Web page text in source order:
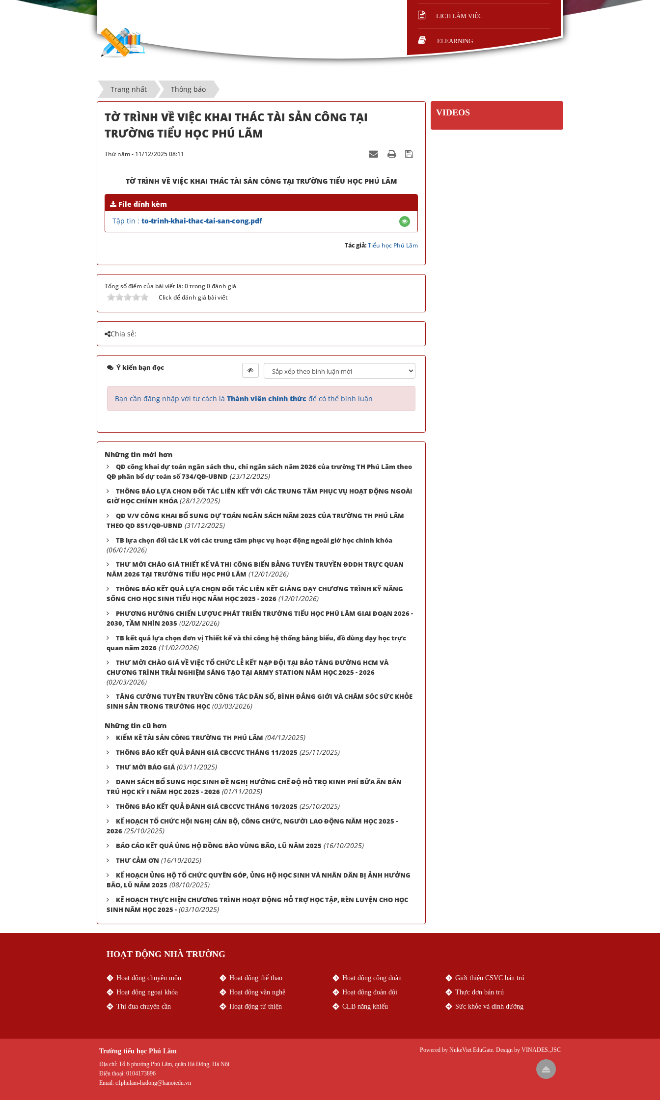
LỊCH LÀM VIỆC
ELEARNING
Trang nhất Thông báo
TỜ TRÌNH VỀ VIỆC KHAI THÁC TÀI SẢN CÔNG TẠI
TRƯỜNG TIỂU HỌC PHÚ LÃM
Thứ năm - 11/12/2025 08:11
TỜ TRÌNH VỀ VIỆC KHAI THÁC TÀI SẢN CÔNG TẠI TRƯỜNG TIỂU HỌC PHÚ LÃM
File đính kèm
Tập tin : to-trinh-khai-thac-tai-san-cong.pdf
Tác giả:Tiểu học Phú Lãm
Tổng số điểm của bài viết là: 0 trong 0 đánh giá
Click để đánh giá bài viết
Chia sẻ:
Ý kiến bạn đọc
Bạn cần đăng nhập với tư cách là Thành viên chính thức để có thể bình luận
Những tin mới hơn
QĐ công khai dự toán ngân sách thu, chi ngân sách năm 2026 của trường TH Phú Lãm theo
QĐ phân bổ dự toán số 734/QĐ-UBND (23/12/2025)
THÔNG BÁO LỰA CHON ĐỐI TÁC LIÊN KẾT VỚI CÁC TRUNG TÂM PHỤC VỤ HOẠT ĐỘNG NGOÀI
GIỜ HỌC CHÍNH KHÓA (28/12/2025)
QĐ V/V CÔNG KHAI BỔ SUNG DỰ TOÁN NGÂN SÁCH NĂM 2025 CỦA TRƯỜNG TH PHÚ LÃM
THEO QD 851/QĐ-UBND (31/12/2025)
TB lựa chọn đối tác LK với các trung tâm phục vụ hoạt động ngoài giờ học chính khóa
(06/01/2026)
THƯ MỜI CHÀO GIÁ THIẾT KẾ VÀ THI CÔNG BIỂN BẢNG TUYÊN TRUYỀN ĐDDH TRỰC QUAN
NĂM 2026 TẠI TRƯỜNG TIỂU HỌC PHÚ LÃM (12/01/2026)
THÔNG BÁO KẾT QUẢ LỰA CHỌN ĐỐI TÁC LIÊN KẾT GIẢNG DẠY CHƯƠNG TRÌNH KỸ NĂNG
SỐNG CHO HỌC SINH TIỂU HỌC NĂM HỌC 2025 - 2026 (12/01/2026)
PHƯƠNG HƯỚNG CHIẾN LƯỢUC PHÁT TRIỂN TRƯỜNG TIỂU HỌC PHÚ LÃM GIAI ĐOẠN 2026 -
2030, TẦM NHÌN 2035 (02/02/2026)
TB kết quả lựa chọn đơn vị Thiết kế và thi công hệ thống bảng biểu, đồ dùng dạy học trực
quan năm 2026 (11/02/2026)
THƯ MỜI CHÀO GIÁ VỀ VIỆC TỔ CHỨC LỄ KẾT NẠP ĐỘI TẠI BẢO TÀNG ĐƯỜNG HCM VÀ
CHƯƠNG TRÌNH TRẢI NGHIỆM SÁNG TẠO TẠI ARMY STATION NĂM HỌC 2025 - 2026
(02/03/2026)
TĂNG CƯỜNG TUYÊN TRUYỀN CÔNG TÁC DÂN SỐ, BÌNH ĐẲNG GIỚI VÀ CHĂM SÓC SỨC KHỎE
SINH SẢN TRONG TRƯỜNG HỌC (03/03/2026)
Những tin cũ hơn
KIỂM KÊ TÀI SẢN CÔNG TRƯỜNG TH PHÚ LÃM (04/12/2025)
THÔNG BÁO KẾT QUẢ ĐÁNH GIÁ CBCCVC THÁNG 11/2025 (25/11/2025)
THƯ MỜI BÁO GIÁ (03/11/2025)
DANH SÁCH BỔ SUNG HỌC SINH ĐỀ NGHỊ HƯỞNG CHẾ ĐỘ HỖ TRỌ KINH PHÍ BỮA ĂN BÁN
TRÚ HỌC KỲ I NĂM HỌC 2025 - 2026 (01/11/2025)
THÔNG BÁO KẾT QUẢ ĐÁNH GIÁ CBCCVC THÁNG 10/2025 (25/10/2025)
KẾ HOẠCH TỔ CHỨC HỘI NGHỊ CÁN BỘ, CÔNG CHỨC, NGƯỜI LAO ĐỘNG NĂM HỌC 2025 -
2026 (25/10/2025)
BÁO CÁO KẾT QUẢ ỦNG HỘ ĐỒNG BÀO VÙNG BÃO, LŨ NĂM 2025 (16/10/2025)
THƯ CẢM ƠN (16/10/2025)
KẾ HOẠCH ỦNG HỘ TỔ CHỨC QUYÊN GÓP, ỦNG HỘ HỌC SINH VÀ NHÂN DÂN BỊ ẢNH HƯỞNG
BÃO, LŨ NĂM 2025 (08/10/2025)
KẾ HOẠCH THỰC HIỆN CHƯƠNG TRÌNH HOẠT ĐỘNG HỖ TRỢ HỌC TẬP, RÈN LUYỆN CHO HỌC
SINH NĂM HỌC 2025 - (03/10/2025)
VIDEOS
HOẠT ĐỘNG NHÀ TRƯỜNG
Hoạt động chuyên môn
Hoạt động ngoại khóa
Thi đua chuyên cần
Hoạt động thể thao
Hoạt động văn nghệ
Hoạt động từ thiện
Hoạt động công đoàn
Hoạt động đoàn đội
CLB năng khiếu
Giới thiệu CSVC bán trú
Thực đơn bán trú
Sức khỏe và dinh dưỡng
Trường tiểu học Phú Lãm
Địa chỉ: Tổ 6 phường Phú Lãm, quận Hà Đông, Hà Nội
Điện thoại: 0104173896
Email: c1phulam-hadong@hanoiedu.vn
Powered by NukeViet EduGate. Design by VINADES.,JSC